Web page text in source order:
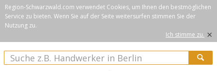
Region-Schwarzwald.com verwendet Cookies, um Ihnen den bestmöglichen
Service zu bieten. Wenn Sie auf der Seite weitersurfen stimmen Sie der
Nutzung zu.
Ich stimme zu. ×